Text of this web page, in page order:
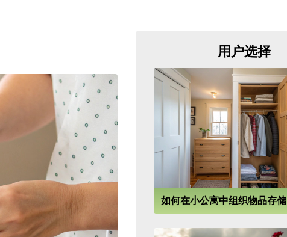
用户选择
如何在小公寓中组织物品存储